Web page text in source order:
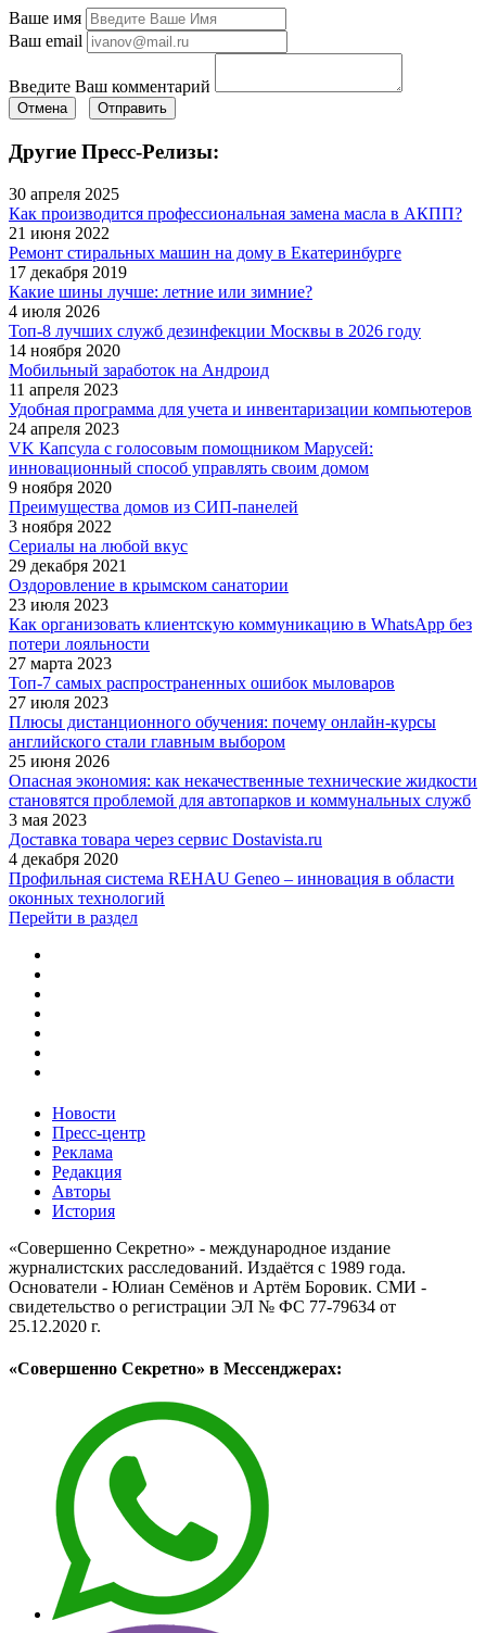
Ваше имя
Ваш email
Введите Ваш комментарий
Отмена Отправить
Другие Пресс-Релизы:
30 апреля 2025
Как производится профессиональная замена масла в АКПП?
21 июня 2022
Ремонт стиральных машин на дому в Екатеринбурге
17 декабря 2019
Какие шины лучше: летние или зимние?
4 июля 2026
Топ-8 лучших служб дезинфекции Москвы в 2026 году
14 ноября 2020
Мобильный заработок на Андроид
11 апреля 2023
Удобная программа для учета и инвентаризации компьютеров
24 апреля 2023
VK Капсула с голосовым помощником Марусей:
инновационный способ управлять своим домом
9 ноября 2020
Преимущества домов из СИП-панелей
3 ноября 2022
Сериалы на любой вкус
29 декабря 2021
Оздоровление в крымском санатории
23 июля 2023
Как организовать клиентскую коммуникацию в WhatsApp без
потери лояльности
27 марта 2023
Топ-7 самых распространенных ошибок мыловаров
27 июля 2023
Плюсы дистанционного обучения: почему онлайн-курсы
английского стали главным выбором
25 июня 2026
Опасная экономия: как некачественные технические жидкости
становятся проблемой для автопарков и коммунальных служб
3 мая 2023
Доставка товара через сервис Dostavista.ru
4 декабря 2020
Профильная система REHAU Geneo – инновация в области
оконных технологий
Перейти в раздел
Новости
Пресс-центр
Реклама
Редакция
Авторы
История
«Совершенно Секретно» - международное издание
журналистских расследований. Издаётся с 1989 года.
Основатели - Юлиан Семёнов и Артём Боровик. CМИ -
свидетельство о регистрации ЭЛ № ФС 77-79634 от
25.12.2020 г.
«Совершенно Секретно» в Мессенджерах: